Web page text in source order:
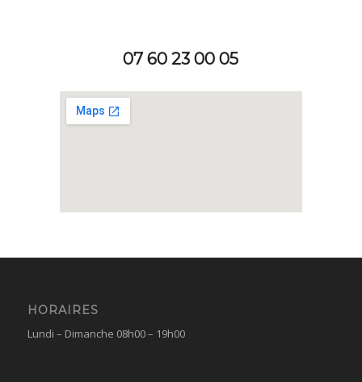
07 60 23 00 05
HORAIRES
Lundi – Dimanche 08h00 – 19h00